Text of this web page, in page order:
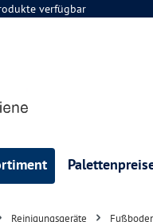
springen
verfügbar
Reinigungsgeräte